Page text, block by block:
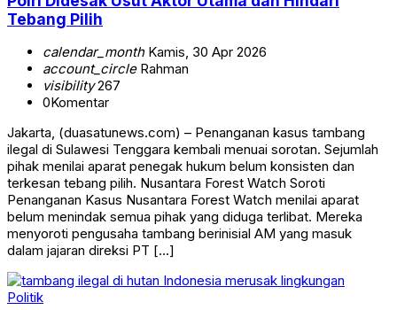
Tebang Pilih
calendar_monthKamis, 30 Apr 2026
account_circleRahman
visibility267
0Komentar
Jakarta, (duasatunews.com) – Penanganan kasus tambang
ilegal di Sulawesi Tenggara kembali menuai sorotan. Sejumlah
pihak menilai aparat penegak hukum belum konsisten dan
terkesan tebang pilih. Nusantara Forest Watch Soroti
Penanganan Kasus Nusantara Forest Watch menilai aparat
belum menindak semua pihak yang diduga terlibat. Mereka
menyoroti pengusaha tambang berinisial AM yang masuk
dalam jajaran direksi PT […]
Politik